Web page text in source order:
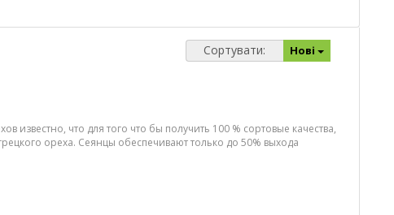
Сортувати: Нові
что для того что бы получить 100 % сортовые качества,
ореха. Сеянцы обеспечивают только до 50% выхода